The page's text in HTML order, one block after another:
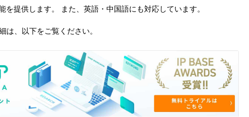
提供します。 また、英語・中国語にも対応しています。
は、以下をご覧ください。